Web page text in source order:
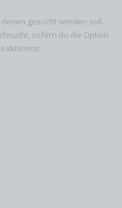
gesucht werden soll.
sofern du die Option